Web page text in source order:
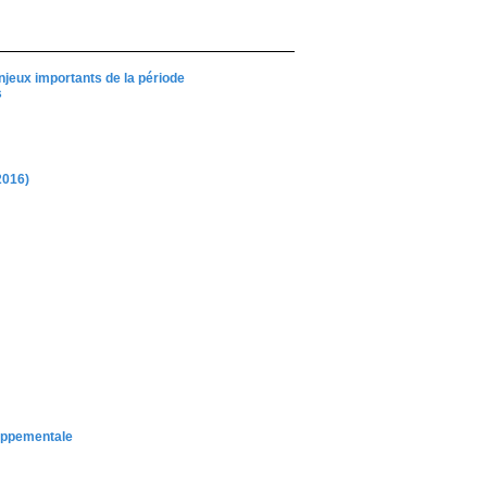
importants de la période